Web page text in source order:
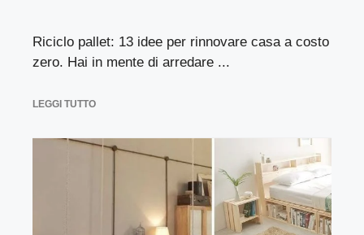
Riciclo pallet: 13 idee per rinnovare casa a costo
zero. Hai in mente di arredare ...
LEGGI TUTTO